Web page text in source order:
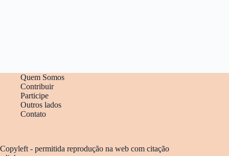
Quem Somos
Contribuir
Participe
Outros lados
Contato
Copyleft - permitida reprodução na web com citação